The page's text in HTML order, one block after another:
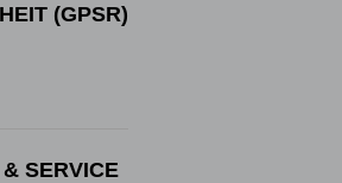
(GPSR)
SERVICE